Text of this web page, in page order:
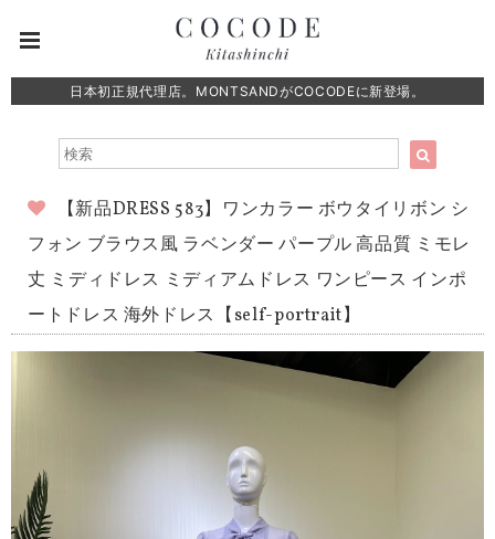
日本初正規代理店。MONTSANDがCOCODEに新登場。
【新品DRESS 583】ワンカラー ボウタイリボン シ
フォン ブラウス風 ラベンダー パープル 高品質 ミモレ
丈 ミディドレス ミディアムドレス ワンピース インポ
ートドレス 海外ドレス【self-portrait】